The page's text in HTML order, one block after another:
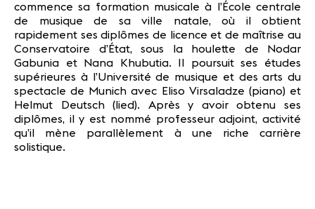
Revue de
presse
Emplois
A propos
Mentions
légales
Contact
commence sa formation musicale à l’École centrale
de musique de sa ville natale, où il obtient
rapidement ses diplômes de licence et de maîtrise au
Conservatoire d’État, sous la houlette de Nodar
Gabunia et Nana Khubutia. Il poursuit ses études
supérieures à l’Université de musique et des arts du
spectacle de Munich avec Eliso Virsaladze (piano) et
Helmut Deutsch (lied). Après y avoir obtenu ses
diplômes, il y est nommé professeur adjoint, activité
qu’il mène parallèlement à une riche carrière
solistique.